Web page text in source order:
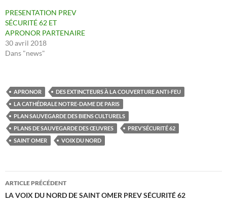
PRESENTATION PREV
SÉCURITÉ 62 ET
APRONOR PARTENAIRE
30 avril 2018
Dans "news"
APRONOR
DES EXTINCTEURS À LA COUVERTURE ANTI-FEU
LA CATHÉDRALE NOTRE-DAME DE PARIS
PLAN SAUVEGARDE DES BIENS CULTURELS
PLANS DE SAUVEGARDE DES ŒUVRES
PREV’SÉCURITÉ 62
SAINT OMER
VOIX DU NORD
Navigation
des
ARTICLE PRÉCÉDENT
LA VOIX DU NORD DE SAINT OMER PREV SÉCURITÉ 62